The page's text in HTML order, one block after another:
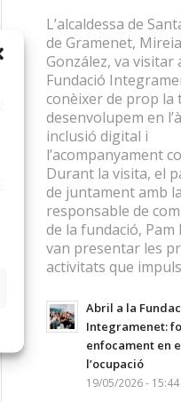
L’alcaldessa de
de Gramenet, Mireia
González, va visitar
Fundació
conèixer de prop la
desenvolupem en
inclusió digital i
l’acompanyament
Durant la visita, el
de juntament amb la
responsable de
de la fundació, Pam
van presentar les
activitats que
Abril a la
Integramenet:
enfocament en
l’ocupació
19/05/2026 - 15:44